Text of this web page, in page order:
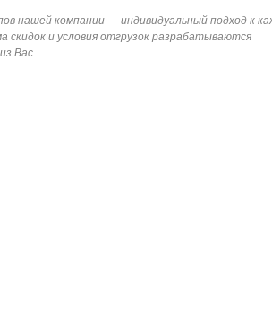
нашей компании — индивидуальный подход к
скидок и условия отгрузок разрабатываются
Вас.